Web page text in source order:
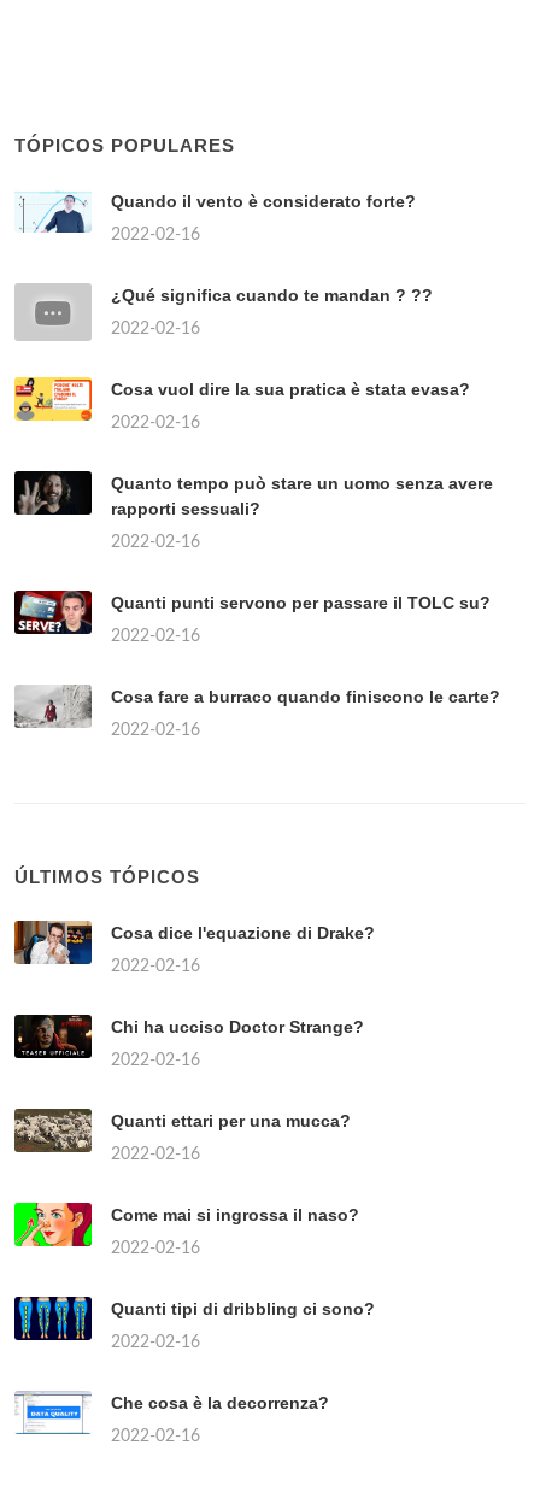
TÓPICOS POPULARES
Quando il vento è considerato forte?
2022-02-16
¿Qué significa cuando te mandan ? ??
2022-02-16
Cosa vuol dire la sua pratica è stata evasa?
2022-02-16
Quanto tempo può stare un uomo senza avere
rapporti sessuali?
2022-02-16
Quanti punti servono per passare il TOLC su?
2022-02-16
Cosa fare a burraco quando finiscono le carte?
2022-02-16
ÚLTIMOS TÓPICOS
Cosa dice l'equazione di Drake?
2022-02-16
Chi ha ucciso Doctor Strange?
2022-02-16
Quanti ettari per una mucca?
2022-02-16
Come mai si ingrossa il naso?
2022-02-16
Quanti tipi di dribbling ci sono?
2022-02-16
Che cosa è la decorrenza?
2022-02-16